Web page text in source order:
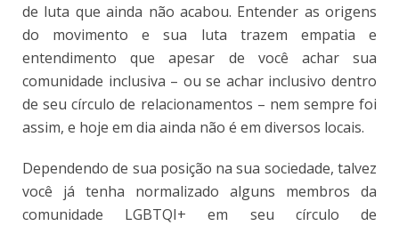
de luta que ainda não acabou. Entender as origens
do movimento e sua luta trazem empatia e
entendimento que apesar de você achar sua
comunidade inclusiva – ou se achar inclusivo dentro
de seu círculo de relacionamentos – nem sempre foi
assim, e hoje em dia ainda não é em diversos locais.
Dependendo de sua posição na sua sociedade, talvez
você já tenha normalizado alguns membros da
comunidade LGBTQI+ em seu círculo de